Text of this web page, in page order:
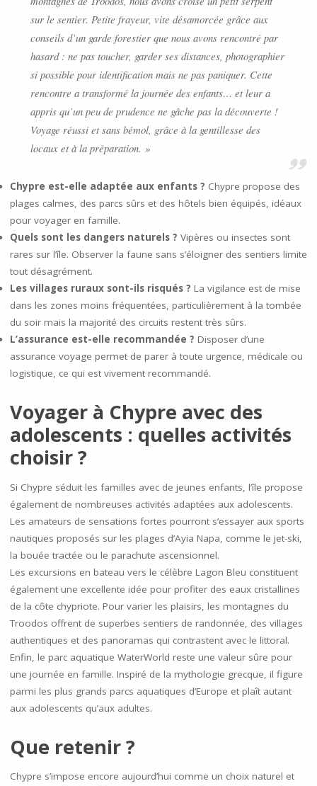
sur le sentier. Petite frayeur, vite désamorcée grâce aux
conseils d’un garde forestier que nous avons rencontré par
hasard : ne pas toucher, garder ses distances, photographier
si possible pour identification mais ne pas paniquer. Cette
rencontre a transformé la journée des enfants… et leur a
appris qu’un peu de prudence ne gâche pas la découverte !
Voyage réussi et sans bémol, grâce à la gentillesse des
locaux et à la préparation. »
Chypre est-elle adaptée aux enfants ? Chypre propose des
plages calmes, des parcs sûrs et des hôtels bien équipés, idéaux
pour voyager en famille.
Quels sont les dangers naturels ? Vipères ou insectes sont
rares sur l’île. Observer la faune sans s’éloigner des sentiers limite
tout désagrément.
Les villages ruraux sont-ils risqués ? La vigilance est de mise
dans les zones moins fréquentées, particulièrement à la tombée
du soir mais la majorité des circuits restent très sûrs.
L’assurance est-elle recommandée ? Disposer d’une
assurance voyage permet de parer à toute urgence, médicale ou
logistique, ce qui est vivement recommandé.
Voyager à Chypre avec des
adolescents : quelles activités
choisir ?
Si Chypre séduit les familles avec de jeunes enfants, l’île propose
également de nombreuses activités adaptées aux adolescents.
Les amateurs de sensations fortes pourront s’essayer aux sports
nautiques proposés sur les plages d’Ayia Napa, comme le jet-ski,
la bouée tractée ou le parachute ascensionnel.
Les excursions en bateau vers le célèbre Lagon Bleu constituent
également une excellente idée pour profiter des eaux cristallines
de la côte chypriote. Pour varier les plaisirs, les montagnes du
Troodos offrent de superbes sentiers de randonnée, des villages
authentiques et des panoramas qui contrastent avec le littoral.
Enfin, le parc aquatique WaterWorld reste une valeur sûre pour
une journée en famille. Inspiré de la mythologie grecque, il figure
parmi les plus grands parcs aquatiques d’Europe et plaît autant
aux adolescents qu’aux adultes.
Que retenir ?
Chypre s’impose encore aujourd’hui comme un choix naturel et